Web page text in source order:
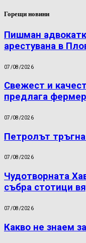
Горещи новини
Пишман
арестувана в
07/08/2026
Свежест и
предлага
07/08/2026
Петролът
07/08/2026
Чудотворната
събра стотици
07/08/2026
Какво не знаем